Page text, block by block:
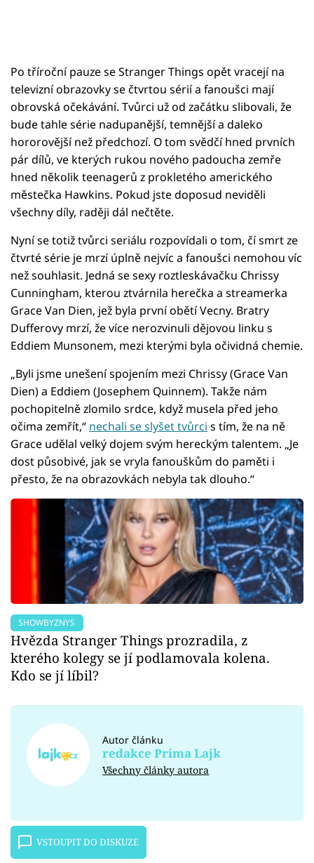
Po tříroční pauze se Stranger Things opět vracejí na
televizní obrazovky se čtvrtou sérií a fanoušci mají
obrovská očekávání. Tvůrci už od začátku slibovali, že
bude tahle série nadupanější, temnější a daleko
hororovější než předchozí. O tom svědčí hned prvních
pár dílů, ve kterých rukou nového padoucha zemře
hned několik teenagerů z prokletého amerického
městečka Hawkins. Pokud jste doposud neviděli
všechny díly, raději dál nečtěte.
Nyní se totiž tvůrci seriálu rozpovídali o tom, čí smrt ze
čtvrté série je mrzí úplně nejvíc a fanoušci nemohou víc
než souhlasit. Jedná se sexy roztleskávačku Chrissy
Cunningham, kterou ztvárnila herečka a streamerka
Grace Van Dien, jež byla první obětí Vecny. Bratry
Dufferovy mrzí, že více nerozvinuli dějovou linku s
Eddiem Munsonem, mezi kterými byla očividná chemie.
„Byli jsme unešení spojením mezi Chrissy (Grace Van
Dien) a Eddiem (Josephem Quinnem). Takže nám
pochopitelně zlomilo srdce, když musela před jeho
očima zemřít,“ nechali se slyšet tvůrci s tím, že na ně
Grace udělal velký dojem svým hereckým talentem. „Je
dost působivé, jak se vryla fanouškům do paměti i
přesto, že na obrazovkách nebyla tak dlouho.“
SHOWBYZNYS
Hvězda Stranger Things prozradila, z
kterého kolegy se jí podlamovala kolena.
Kdo se jí líbil?
Autor článku
redakce Prima Lajk
Všechny články autora
VSTOUPIT DO DISKUZE